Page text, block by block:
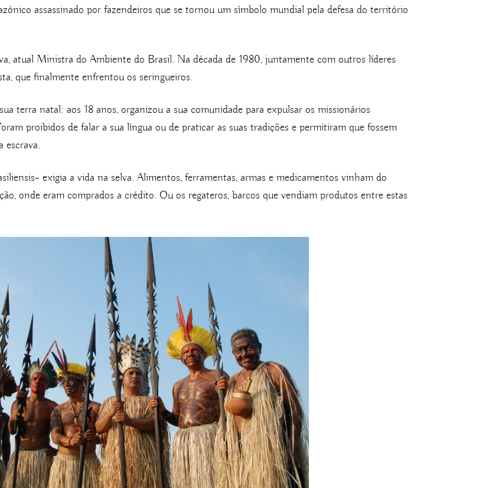
assassinado por fazendeiros que se tornou um símbolo mundial pela defesa do território
atual Ministra do Ambiente do Brasil. Na década de 1980, juntamente com outros líderes
que finalmente enfrentou os seringueiros.
terra natal: aos 18 anos, organizou a sua comunidade para expulsar os missionários
proibidos de falar a sua língua ou de praticar as suas tradições e permitiram que fossem
escrava.
exigia a vida na selva. Alimentos, ferramentas, armas e medicamentos vinham do
onde eram comprados a crédito. Ou os regateros, barcos que vendiam produtos entre estas